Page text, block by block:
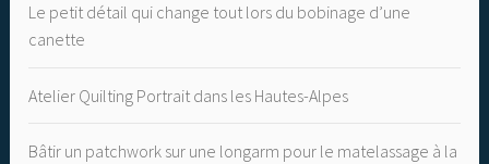
Le petit détail qui change tout lors du bobinage d’une
canette
Atelier Quilting Portrait dans les Hautes-Alpes
Bâtir un patchwork sur une longarm pour le matelassage à la